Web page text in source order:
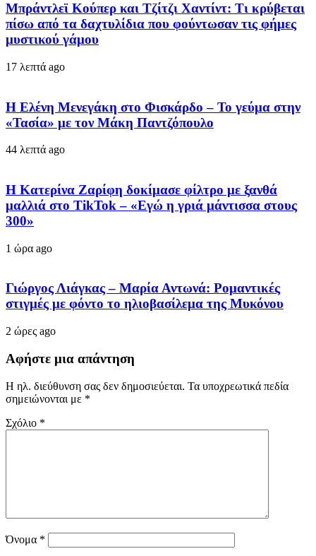
Μπράντλεϊ Κούπερ και Τζίτζι Χαντίντ: Τι κρύβεται
πίσω από τα δαχτυλίδια που φούντωσαν τις φήμες
μυστικού γάμου
17 λεπτά ago
Η Ελένη Μενεγάκη στο Φισκάρδο – Το γεύμα στην
«Τασία» με τον Μάκη Παντζόπουλο
44 λεπτά ago
Η Κατερίνα Ζαρίφη δοκίμασε φίλτρο με ξανθά
μαλλιά στο TikTok – «Εγώ η γριά μάντισσα στους
300»
1 ώρα ago
Γιώργος Λιάγκας – Μαρία Αντωνά: Ρομαντικές
στιγμές με φόντο το ηλιοβασίλεμα της Μυκόνου
2 ώρες ago
Αφήστε μια απάντηση
Η ηλ. διεύθυνση σας δεν δημοσιεύεται. Τα υποχρεωτικά πεδία
σημειώνονται με *
Σχόλιο *
Όνομα *